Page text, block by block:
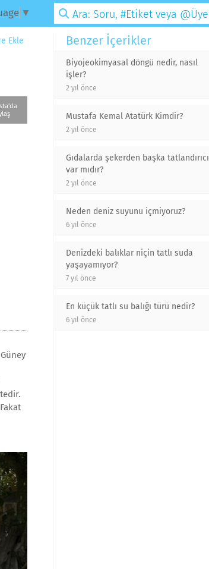
▼
Ekle Benzer İçerikler
Biyojeokimyasal döngü nedir, nasıl
işler?
2 yıl önce
Mustafa Kemal Atatürk Kimdir?
2 yıl önce
Gıdalarda şekerden başka tatlandırıcı
var mıdır?
2 yıl önce
Neden deniz suyunu içmiyoruz?
6 yıl önce
Denizdeki balıklar niçin tatlı suda
yaşayamıyor?
7 yıl önce
En küçük tatlı su balığı türü nedir?
6 yıl önce